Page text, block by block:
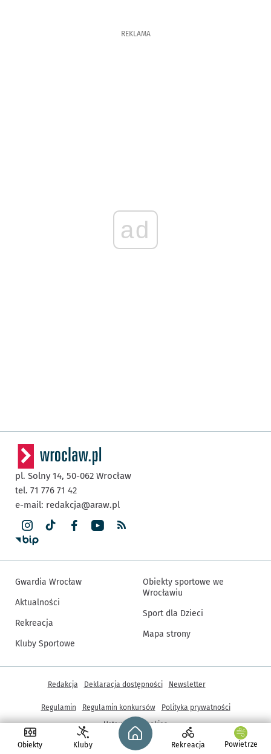
REKLAMA
ad
Obiekty Kluby
Strona główna - wroclaw.pl
Rekreacja Powietrze
pl. Solny 14, 50-062 Wrocław
tel. 71 776 71 42
e-mail: redakcja@araw.pl
Gwardia Wrocław
Aktualności
Rekreacja
Kluby Sportowe
Obiekty sportowe we
Wrocławiu
Sport dla Dzieci
Mapa strony
© Copyright 2005-2026, ARAW S.A., Gmina Wrocław
Inne informacje
Redakcja Deklaracja dostępności Newsletter
Regulamin Regulamin konkursów
Polityka prywatności
Ustawienia cookies